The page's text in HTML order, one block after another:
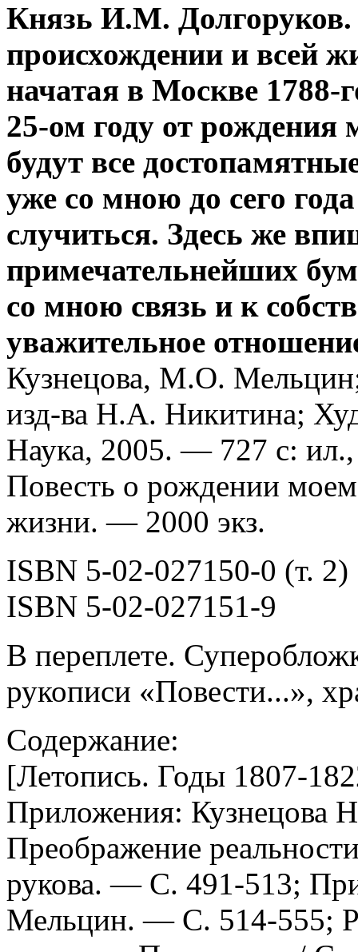
Князь И.М. Долгоруков.
происхождении и всей
начатая в Москве 1788-
25-ом году от
будут все
уже со мною до сего
случиться. Здесь же
примечательнейших
со мною связь и к
уважительное
Кузнецова, М.О.
изд-ва H.A. Никитина;
Наука, 2005. — 727 с:
Повесть о рождении
жизни. — 2000 экз.
ISBN 5-02-027150-0 (т. 2)
ISBN 5-02-027151-9
В переплете.
рукописи «Повести...»,
Содержание:
[Летопись. Годы 1807-
Приложения:
Преображение
рукова. — С. 491-513;
Мельцин. — С. 514-555;